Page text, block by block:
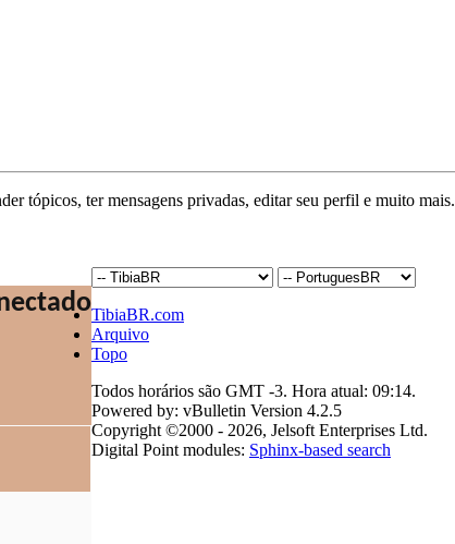
tópicos, ter mensagens privadas, editar seu perfil e muito mais.
TibiaBR.com
Arquivo
Topo
Todos horários são GMT -3. Hora atual: 09:14.
Powered by: vBulletin Version 4.2.5
Copyright ©2000 - 2026, Jelsoft Enterprises Ltd.
Digital Point modules: Sphinx-based search